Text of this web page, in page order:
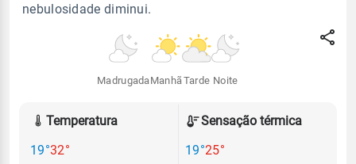
nebulosidade diminui.
Madrugada Manhã Tarde Noite
Temperatura
19°32°
Sensação térmica
19°25°